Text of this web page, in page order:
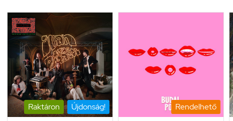
Raktáron Újdonság! Rendelhető